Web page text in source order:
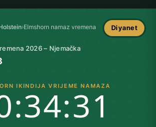
›Elmshorn namaz vremena Diyanet
2026 – Njemačka
IKINDIJA VRIJEME NAMAZA